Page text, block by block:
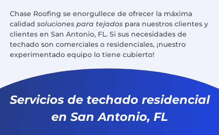
Chase Roofing se enorgullece de ofrecer la máxima
calidad soluciones para tejados para nuestros clientes y
clientes en San Antonio, FL. Si sus necesidades de
techado son comerciales o residenciales, ¡nuestro
experimentado equipo lo tiene cubierto!
Servicios de techado residencial
en San Antonio, FL